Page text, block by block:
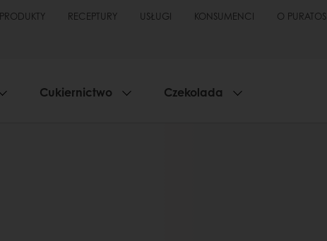
RECEPTURY USŁUGI KONSUMENCI O PURATOS
Cukiernictwo Czekolada